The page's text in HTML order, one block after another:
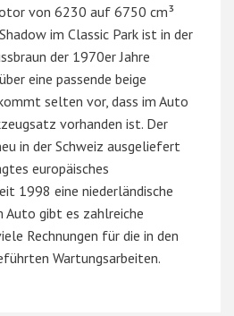
von 6230 auf 6750 cm³
im Classic Park ist in der
der 1970er Jahre
eine passende beige
selten vor, dass im Auto
vorhanden ist. Der
in der Schweiz ausgeliefert
europäisches
1998 eine niederländische
Auto gibt es zahlreiche
Rechnungen für die in den
Wartungsarbeiten.